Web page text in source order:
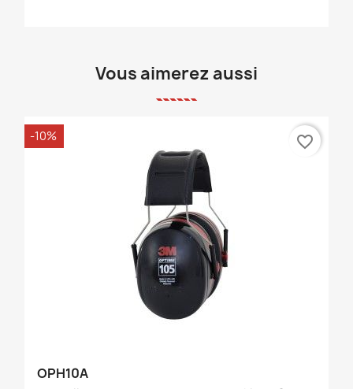
Vous aimerez aussi
OPH10A
-10% favorite_border